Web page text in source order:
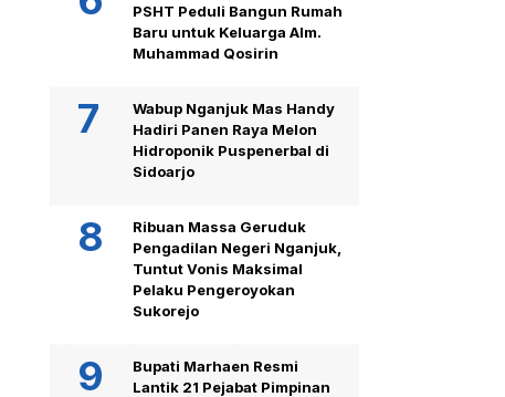
PSHT Peduli Bangun Rumah
Baru untuk Keluarga Alm.
Muhammad Qosirin
Wabup Nganjuk Mas Handy
Hadiri Panen Raya Melon
Hidroponik Puspenerbal di
Sidoarjo
Ribuan Massa Geruduk
Pengadilan Negeri Nganjuk,
Tuntut Vonis Maksimal
Pelaku Pengeroyokan
Sukorejo
Bupati Marhaen Resmi
Lantik 21 Pejabat Pimpinan